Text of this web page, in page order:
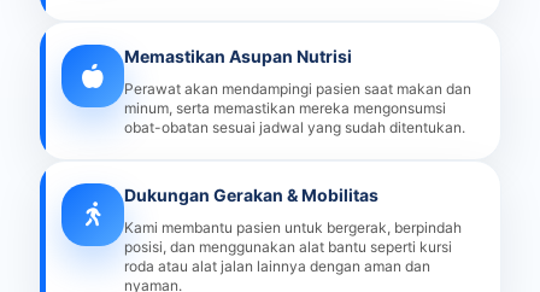
Memastikan Asupan Nutrisi
Perawat akan mendampingi pasien saat makan dan
minum, serta memastikan mereka mengonsumsi
obat-obatan sesuai jadwal yang sudah ditentukan.
Dukungan Gerakan & Mobilitas
Kami membantu pasien untuk bergerak, berpindah
posisi, dan menggunakan alat bantu seperti kursi
roda atau alat jalan lainnya dengan aman dan
nyaman.